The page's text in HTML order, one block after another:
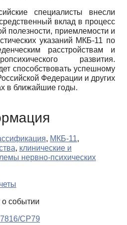
специалисты внесли
вклад в процесс
полезности, приемлемости и
указаний МКБ-11 по
расстройствам и
развития.
способствовать успешному
Федерации и других
в ближайшие годы.
, МКБ-11,
, клинические и
нервно-психических
о событии
CP79